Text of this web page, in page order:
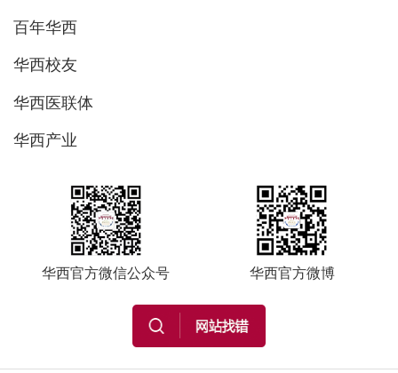
百年华西
华西校友
华西医联体
华西产业
华西官方微信公众号 华西官方微博